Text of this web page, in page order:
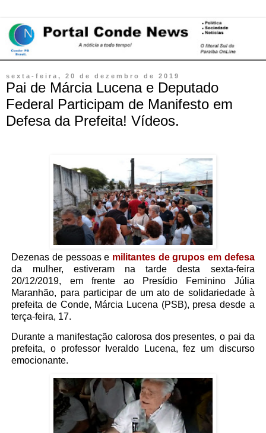
sexta-feira, 20 de dezembro de 2019
Pai de Márcia Lucena e Deputado
Federal Participam de Manifesto em
Defesa da Prefeita! Vídeos.
Dezenas de pessoas e militantes de grupos em defesa
da mulher, estiveram na tarde desta sexta-feira
20/12/2019, em frente ao Presídio Feminino Júlia
Maranhão, para participar de um ato de solidariedade à
prefeita de Conde, Márcia Lucena (PSB), presa desde a
terça-feira, 17.
Durante a manifestação calorosa dos presentes, o pai da
prefeita, o professor Iveraldo Lucena, fez um discurso
emocionante.